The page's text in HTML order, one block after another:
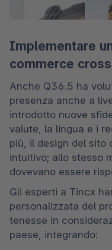
Implementare
commerce
Anche Q36.5 ha
presenza anche a
introdotto nuove
valute, la lingua e i
più, il design del sito
intuitivo; allo stesso
dovevano essere
Gli esperti a Tincx
personalizzata del
tenesse in
paese, integrando: